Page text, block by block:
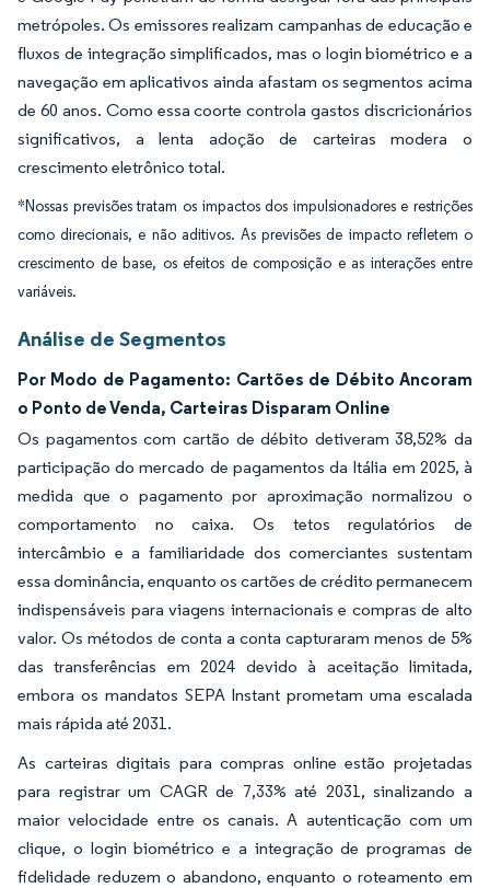
metrópoles. Os emissores realizam campanhas de educação e
fluxos de integração simplificados, mas o login biométrico e a
navegação em aplicativos ainda afastam os segmentos acima
de 60 anos. Como essa coorte controla gastos discricionários
significativos, a lenta adoção de carteiras modera o
crescimento eletrônico total.
*Nossas previsões tratam os impactos dos impulsionadores e restrições
como direcionais, e não aditivos. As previsões de impacto refletem o
crescimento de base, os efeitos de composição e as interações entre
variáveis.
Análise de Segmentos
Por Modo de Pagamento: Cartões de Débito Ancoram
o Ponto de Venda, Carteiras Disparam Online
Os pagamentos com cartão de débito detiveram 38,52% da
participação do mercado de pagamentos da Itália em 2025, à
medida que o pagamento por aproximação normalizou o
comportamento no caixa. Os tetos regulatórios de
intercâmbio e a familiaridade dos comerciantes sustentam
essa dominância, enquanto os cartões de crédito permanecem
indispensáveis para viagens internacionais e compras de alto
valor. Os métodos de conta a conta capturaram menos de 5%
das transferências em 2024 devido à aceitação limitada,
embora os mandatos SEPA Instant prometam uma escalada
mais rápida até 2031.
As carteiras digitais para compras online estão projetadas
para registrar um CAGR de 7,33% até 2031, sinalizando a
maior velocidade entre os canais. A autenticação com um
clique, o login biométrico e a integração de programas de
fidelidade reduzem o abandono, enquanto o roteamento em